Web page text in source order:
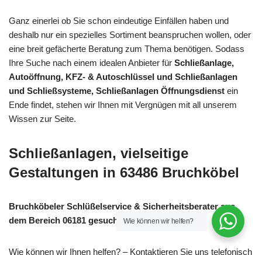
Ganz einerlei ob Sie schon eindeutige Einfällen haben und
deshalb nur ein spezielles Sortiment beanspruchen wollen, oder
eine breit gefächerte Beratung zum Thema benötigen. Sodass
Ihre Suche nach einem idealen Anbieter für Schließanlage,
Autoöffnung, KFZ- & Autoschlüssel und Schließanlagen
und Schließsysteme, Schließanlagen Öffnungsdienst ein
Ende findet, stehen wir Ihnen mit Vergnügen mit all unserem
Wissen zur Seite.
Schließanlagen, vielseitige
Gestaltungen in 63486 Bruchköbel
Bruchköbeler Schlüßelservice & Sicherheitsberater aus
dem Bereich 06181 gesucht?
Wie können wir Ihnen helfen? – Kontaktieren Sie uns telefonisch
Wie können wir helfen?